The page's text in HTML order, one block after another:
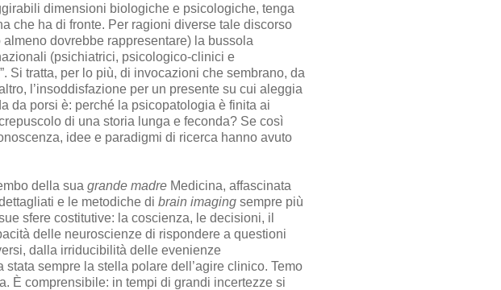
dimensioni biologiche e psicologiche, tenga
che ha di fronte. Per ragioni diverse tale discorso
dovrebbe rappresentare) la bussola
(psichiatrici, psicologico-clinici e
Si tratta, per lo più, di invocazioni che sembrano, da
l’insoddisfazione per un presente su cui aleggia
da porsi è: perché la psicopatologia è finita ai
di una storia lunga e feconda? Se così
idee e paradigmi di ricerca hanno avuto
della sua grande madre Medicina, affascinata
e le metodiche di brain imaging sempre più
sfere costitutive: la coscienza, le decisioni, il
delle neuroscienze di rispondere a questioni
dalla irriducibilità delle evenienze
sempre la stella polare dell’agire clinico. Temo
È comprensibile: in tempi di grandi incertezze si